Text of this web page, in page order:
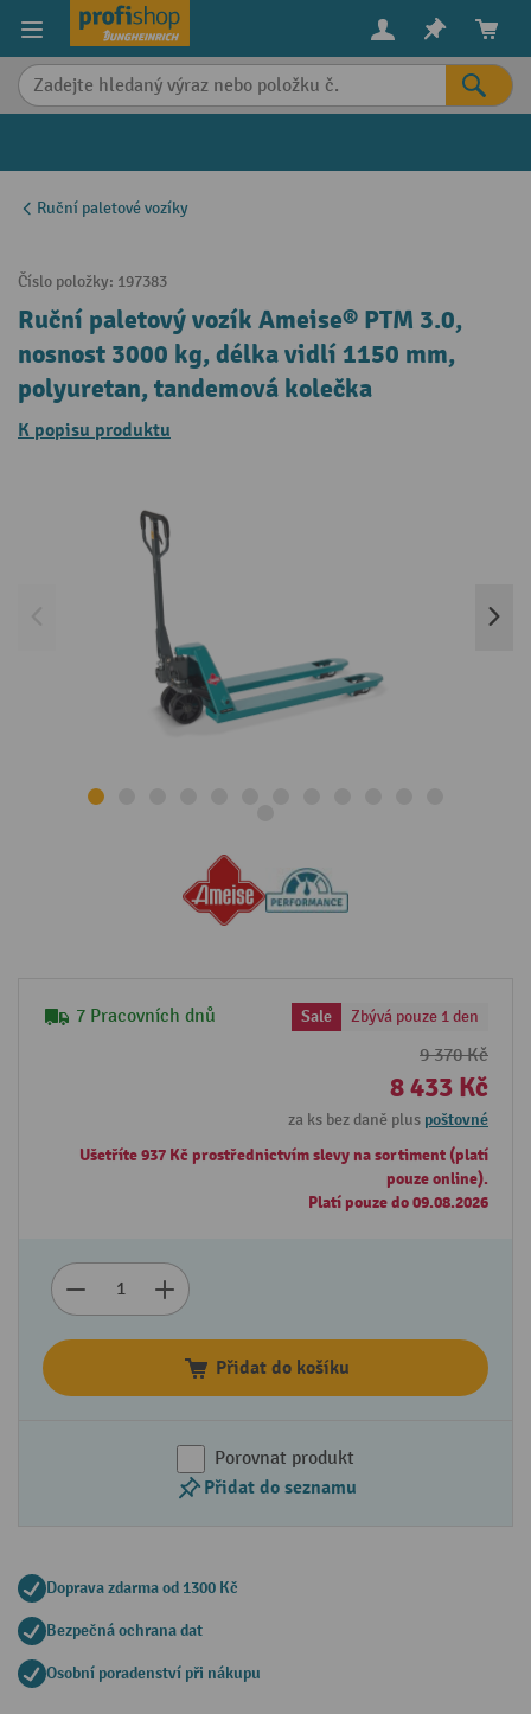
content
Ruční paletové vozíky
Číslo položky: 197383
Ruční paletový vozík Ameise® PTM 3.0,
nosnost 3000 kg, délka vidlí 1150 mm,
polyuretan, tandemová kolečka
K popisu produktu
7 Pracovních dnů Sale Zbývá pouze 1 den
9 370 Kč
8 433 Kč
za ks bez daně plus poštovné
Ušetříte 937 Kč prostřednictvím slevy na sortiment (platí
pouze online).
Platí pouze do 09.08.2026
Přidat do košíku
Porovnat produkt
Přidat do seznamu
Doprava zdarma od 1300 Kč
Bezpečná ochrana dat
Osobní poradenství při nákupu